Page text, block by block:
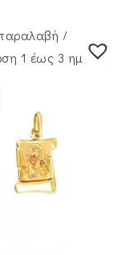
/
1 έως 3 ημέρες